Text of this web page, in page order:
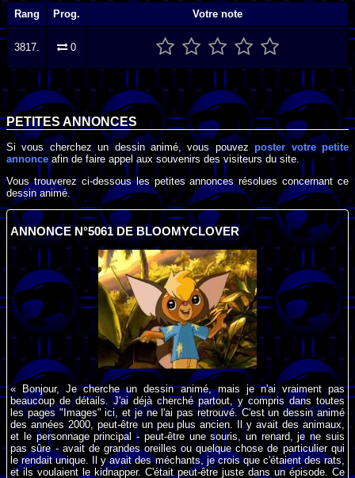
Rang Prog. Votre note
3817. 0
PETITES ANNONCES
Si vous cherchez un dessin animé, vous pouvezposter votre petite
annonceafin de faire appel aux souvenirs des visiteurs du site.
Vous trouverez ci-dessous les petites annonces résolues concernant ce
dessin animé.
ANNONCE N°5061 DE BLOOMYCLOVER
« Bonjour, Je cherche un dessin animé, mais je n'ai vraiment pas
beaucoup de détails. J'ai déjà cherché partout, y compris dans toutes
les pages "Images" ici, et je ne l'ai pas retrouvé. C'est un dessin animé
des années 2000, peut-être un peu plus ancien. Il y avait des animaux,
et le personnage principal - peut-être une souris, un renard, je ne suis
pas sûre - avait de grandes oreilles ou quelque chose de particulier qui
le rendait unique. Il y avait des méchants, je crois que c'étaient des rats,
et ils voulaient le kidnapper. C'était peut-être juste dans un épisode. Ce